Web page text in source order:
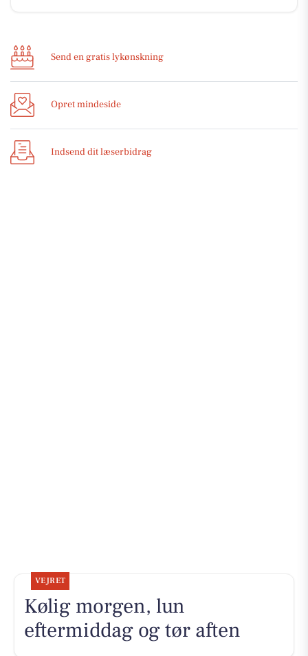
Send en gratis lykønskning
Opret mindeside
Indsend dit læserbidrag
VEJRET
Kølig morgen, lun
eftermiddag og tør aften